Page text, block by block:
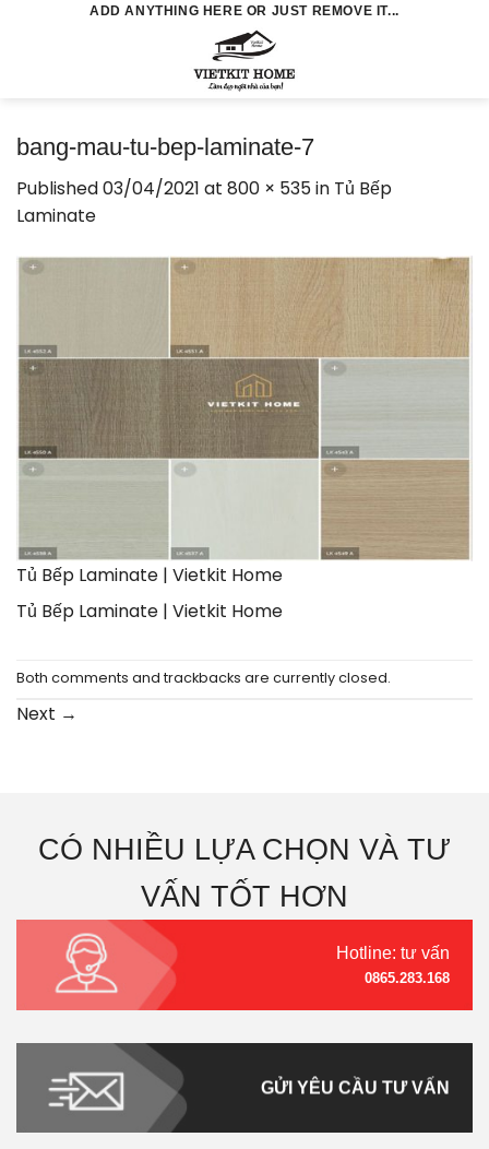
ADD ANYTHING HERE OR JUST REMOVE IT...
bang-mau-tu-bep-laminate-7
Published03/04/2021 at 800 × 535in Tủ Bếp
Laminate
Tủ Bếp Laminate | Vietkit Home
Tủ Bếp Laminate | Vietkit Home
Both comments and trackbacks are currently closed.
Next →
CÓ NHIỀU LỰA CHỌN VÀ TƯ
VẤN TỐT HƠN
Hotline: tư vấn
0865.283.168
GỬI YÊU CẦU TƯ VẤN